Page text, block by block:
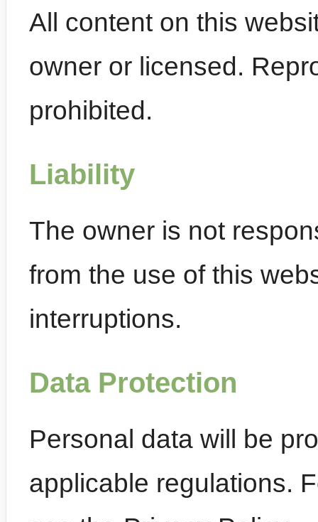
All content on this
owner or licensed.
prohibited.
Liability
The owner is not
from the use of this
interruptions.
Data Protection
Personal data will be
applicable regulations.